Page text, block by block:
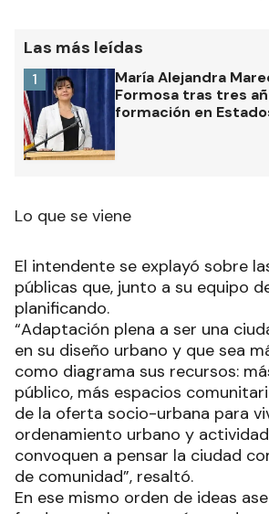
Las más leídas
María Alejandra
Formosa tras tres
formación en
1
Lo que se viene
El intendente se explayó sobre
públicas que, junto a su equipo
planificando.
“Adaptación plena a ser una
en su diseño urbano y que sea
como diagrama sus recursos:
público, más espacios
de la oferta socio-urbana para
ordenamiento urbano y
convoquen a pensar la ciudad
de comunidad”, resaltó.
En ese mismo orden de ideas